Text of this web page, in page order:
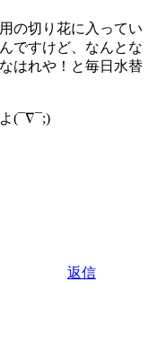
の切り花に入ってい
ですけど、なんとな
はれや！と毎日水替
(¯∇¯;)
返信